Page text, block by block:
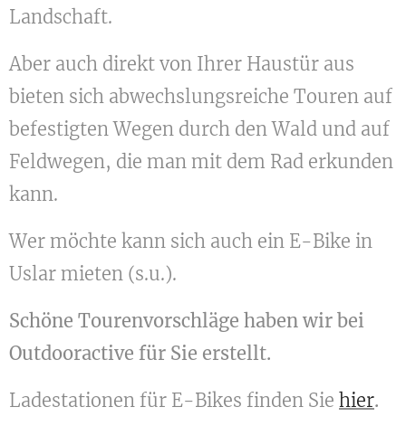
Landschaft.
Aber auch direkt von Ihrer Haustür aus
bieten sich abwechslungsreiche Touren auf
befestigten Wegen durch den Wald und auf
Feldwegen, die man mit dem Rad erkunden
kann.
Wer möchte kann sich auch ein E-Bike in
Uslar mieten (s.u.).
Schöne Tourenvorschläge haben wir bei
Outdooractive für Sie erstellt.
Ladestationen für E-Bikes finden Sie hier.